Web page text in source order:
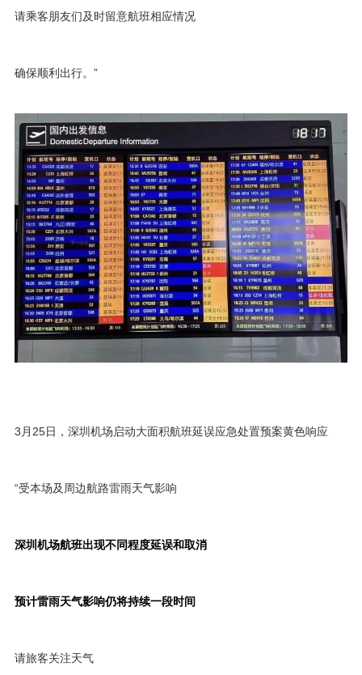
请乘客朋友们及时留意航班相应情况
确保顺利出行。”
3月25日，深圳机场启动大面积航班延误应急处置预案黄色响应
“受本场及周边航路雷雨天气影响
深圳机场航班出现不同程度延误和取消
预计雷雨天气影响仍将持续一段时间
请旅客关注天气